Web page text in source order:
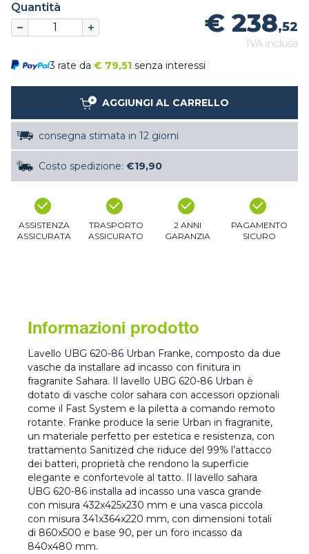
Quantità
€ 238,52
IVA inclusa
3 rate da € 79,51 senza interessi
AGGIUNGI AL CARRELLO
consegna stimata in 12 giorni
Costo spedizione: €19,90
ASSISTENZA
ASSICURATA
TRASPORTO
ASSICURATO
2 ANNI
GARANZIA
PAGAMENTO
SICURO
Informazioni prodotto
Lavello UBG 620-86 Urban Franke, composto da due
vasche da installare ad incasso con finitura in
fragranite Sahara. Il lavello UBG 620-86 Urban è
dotato di vasche color sahara con accessori opzionali
come il Fast System e la piletta a comando remoto
rotante. Franke produce la serie Urban in fragranite,
un materiale perfetto per estetica e resistenza, con
trattamento Sanitized che riduce del 99% l’attacco
dei batteri, proprietà che rendono la superficie
elegante e confortevole al tatto. Il lavello sahara
UBG 620-86 installa ad incasso una vasca grande
con misura 432x425x230 mm e una vasca piccola
con misura 341x364x220 mm, con dimensioni totali
di 860x500 e base 90, per un foro incasso da
840x480 mm.